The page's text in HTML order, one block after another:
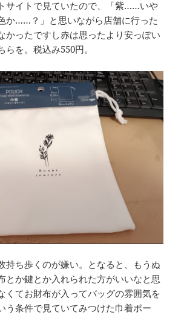
サイトで見ていたので、「紫……いや
か……？」と思いながら店舗に行った
かったですし赤は思ったより安っぽい
を。税込み550円。
持ち歩くのが嫌い。となると、もうぬ
とか鍵とか入れられた方がいいなと思
くてお財布が入ってバッグの雰囲気を
う条件で見ていてみつけた巾着ポー